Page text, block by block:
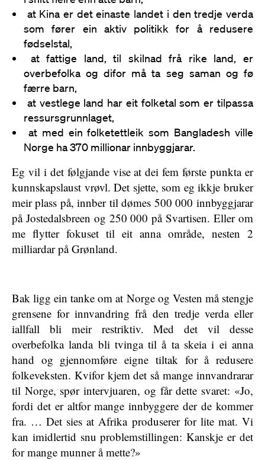
at Kina er det einaste landet i den tredje verda
som fører ein aktiv politikk for å redusere
fødselstal,
at fattige land, til skilnad frå rike land, er
overbefolka og difor må ta seg saman og fø
færre barn,
at vestlege land har eit folketal som er tilpassa
ressursgrunnlaget,
at med ein folketettleik som Bangladesh ville
Norge ha 370 millionar innbyggjarar.
Eg vil i det følgjande vise at dei fem første punkta er
kunnskapslaust vrøvl. Det sjette, som eg ikkje bruker
meir plass på, innber til dømes 500 000 innbyggjarar
på Jostedalsbreen og 250 000 på Svartisen. Eller om
me flytter fokuset til eit anna område, nesten 2
milliardar på Grønland.
Bak ligg ein tanke om at Norge og Vesten må stengje
grensene for innvandring frå den tredje verda eller
iallfall bli meir restriktiv. Med det vil desse
overbefolka landa bli tvinga til å ta skeia i ei anna
hand og gjennomføre eigne tiltak for å redusere
folkeveksten. Kvifor kjem det så mange innvandrarar
til Norge, spør intervjuaren, og får dette svaret: «Jo,
fordi det er altfor mange innbyggere der de kommer
fra. … Det sies at Afrika produserer for lite mat. Vi
kan imidlertid snu problemstillingen: Kanskje er det
for mange munner å mette?»